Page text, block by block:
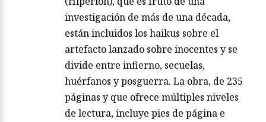
investigación de más de una década,
están incluidos los haikus sobre el
artefacto lanzado sobre inocentes y se
divide entre infierno, secuelas,
huérfanos y posguerra. La obra, de 235
páginas y que ofrece múltiples niveles
de lectura, incluye pies de página e